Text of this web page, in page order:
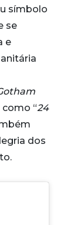
símbolo
se
e
“24
dos